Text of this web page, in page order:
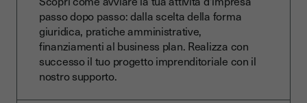
passo dopo passo: dalla scelta della forma
giuridica, pratiche amministrative,
finanziamenti al business plan. Realizza con
successo il tuo progetto imprenditoriale con il
nostro supporto.